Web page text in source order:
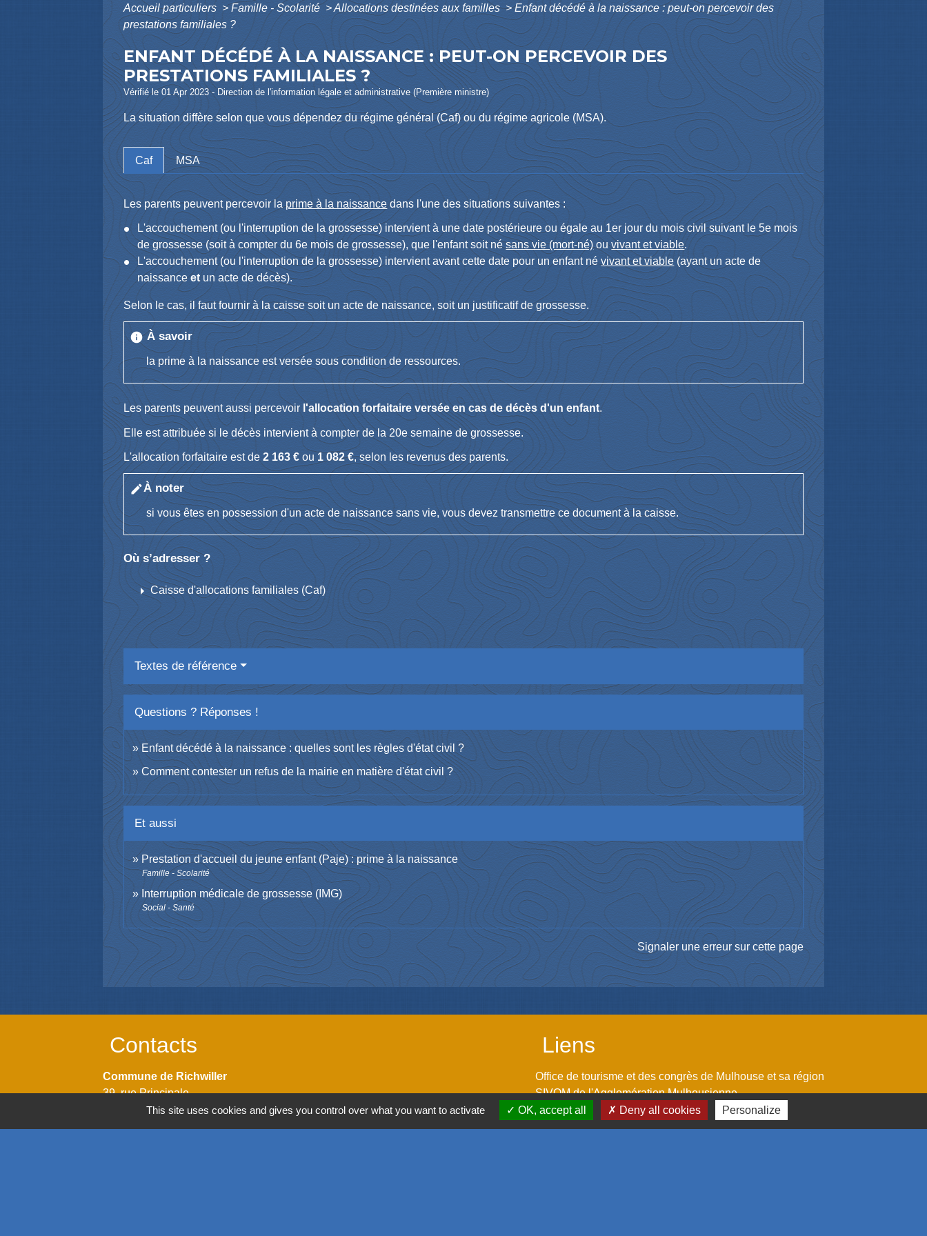
Accueil particuliers > Famille - Scolarité > Allocations destinées aux familles> Enfant décédé à la naissance : peut-on percevoir des
prestations familiales ?
ENFANT DÉCÉDÉ À LA NAISSANCE : PEUT-ON PERCEVOIR DES
PRESTATIONS FAMILIALES ?
Vérifié le 01 Apr 2023 - Direction de l'information légale et administrative (Première ministre)
La situation diffère selon que vous dépendez du régime général (Caf) ou du régime agricole (MSA).
Caf MSA
Les parents peuvent percevoir laprime à la naissancedans l'une des situations suivantes :
L'accouchement (ou l'interruption de la grossesse) intervient à une date postérieure ou égale au 1er jour du mois civil suivant le 5emois
de grossesse (soit à compter du 6e mois de grossesse), que l'enfant soit nésans vie (mort-né)ouvivant et viable.
L'accouchement (ou l'interruption de la grossesse) intervient avant cette date pour un enfant névivant et viable (ayant un acte de
naissanceet un acte de décès).
Selon le cas, il faut fournir à la caisse soit un acte de naissance, soit un justificatif de grossesse.
infoÀ savoir
la prime à la naissance est versée sous condition de ressources.
Les parents peuvent aussi percevoir l'allocation forfaitaire versée en cas de décès d'un enfant.
Elle est attribuée si le décès intervient à compter de la 20e semaine de grossesse.
L'allocation forfaitaire est de2 163 € ou 1 082 €, selon les revenus des parents.
editÀ noter
si vous êtes en possession d'un acte de naissance sans vie, vous devez transmettre ce document à la caisse.
Où s’adresser ?
arrow_rightCaisse d'allocations familiales (Caf)
Textes de référence
Questions ? Réponses !
Enfant décédé à la naissance : quelles sont les règles d'état civil ?
Comment contester un refus de la mairie en matière d'état civil ?
Et aussi
Prestation d'accueil du jeune enfant (Paje) : prime à la naissance
Famille - Scolarité
Interruption médicale de grossesse (IMG)
Social - Santé
Signaler une erreur sur cette page
Contacts
Commune de Richwiller
39, rue Principale
68120 Richwiller - FRANCE
Liens
Office de tourisme et des congrès de Mulhouse et sa région
SIVOM de l'Agglomération Mulhousienne
Déplacement vers l'emploi
This site uses cookies and gives you control over what you want to activate OK, accept all Deny all cookies Personalize